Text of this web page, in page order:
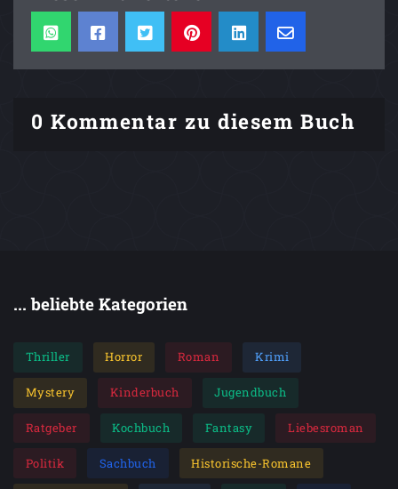
0 Kommentar zu diesem Buch
... beliebte Kategorien
Thriller Horror Roman Krimi
Mystery Kinderbuch Jugendbuch
Ratgeber Kochbuch Fantasy Liebesroman
Politik Sachbuch Historische-Romane